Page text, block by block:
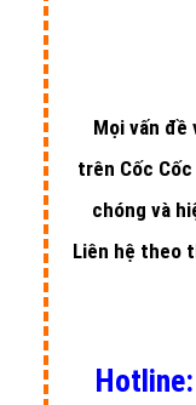
Mọi vấn đề
trên Cốc
chóng và
Liên hệ theo
Hotline: